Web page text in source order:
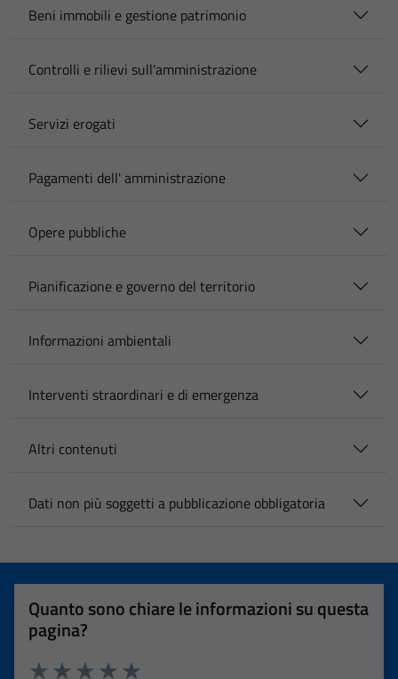
Beni immobili e gestione patrimonio
Controlli e rilievi sull'amministrazione
Servizi erogati
Pagamenti dell' amministrazione
Opere pubbliche
Pianificazione e governo del territorio
Informazioni ambientali
Interventi straordinari e di emergenza
Altri contenuti
Dati non più soggetti a pubblicazione obbligatoria
Quanto sono chiare le informazioni su questa
pagina?